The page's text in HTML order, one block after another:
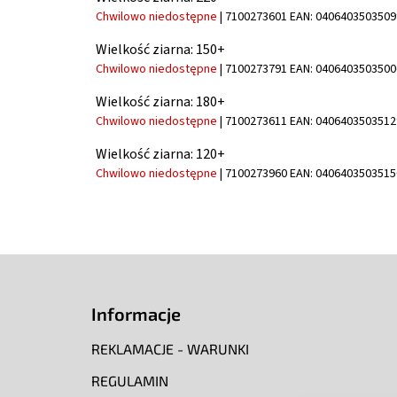
Chwilowo niedostępne | 7100273601 EAN:
Wielkość ziarna: 150+
Chwilowo niedostępne | 7100273791 EAN:
Wielkość ziarna: 180+
Chwilowo niedostępne | 7100273611 EAN:
Wielkość ziarna: 120+
Chwilowo niedostępne | 7100273960EAN:
Informacje
REKLAMACJE - WARUNKI
REGULAMIN